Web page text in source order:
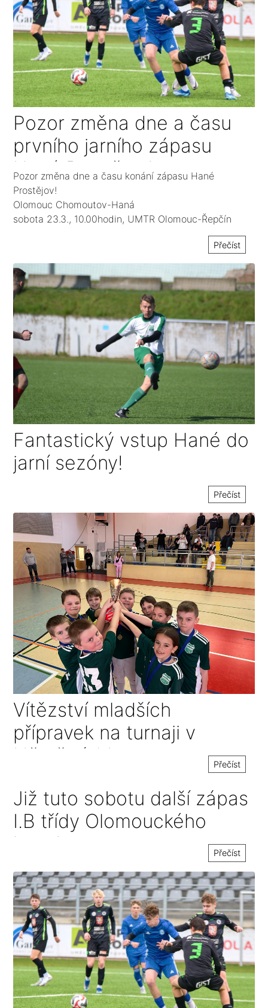
Pozor změna dne a času
prvního jarního zápasu
Hané Prostějov!
Pozor změna dne a času konání zápasu Hané
Prostějov!
Olomouc Chomoutov-Haná
sobota 23.3., 10.00hodin, UMTR Olomouc-Řepčín
(Jaromírova 8). Tréninkové centrum Sigmy Olomouc
Přečíst
Fantastický vstup Hané do
jarní sezóny!
Přečíst
Vítězství mladších
přípravek na turnaji v
Němčicích!
Přečíst
Již tuto sobotu další zápas
I.B třídy Olomouckého
kraje!
Přečíst